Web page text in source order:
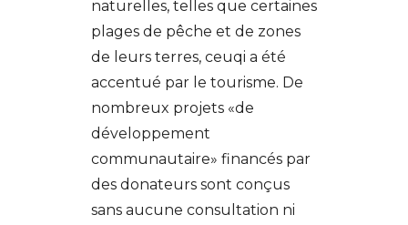
naturelles, telles que certaines
plages de pêche et de zones
de leurs terres, ceuqi a été
accentué par le tourisme. De
nombreux projets «de
développement
communautaire» financés par
des donateurs sont conçus
sans aucune consultation ni